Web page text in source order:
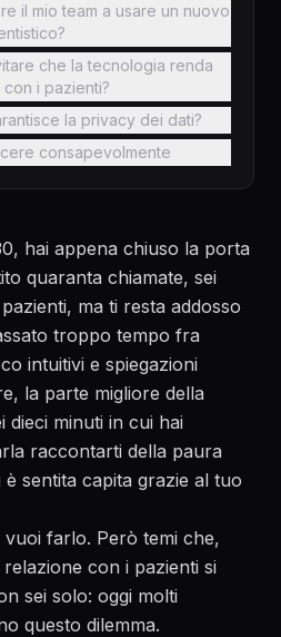
il mio team a usare un nuovo
che la tecnologia renda
i pazienti?
la privacy dei dati?
consapevolmente
hai appena chiuso la porta
quaranta chiamate, sei
ma ti resta addosso
troppo tempo fra
intuitivi e spiegazioni
la parte migliore della
dieci minuti in cui hai
raccontarti della paura
sentita capita grazie al tuo
farlo. Però temi che,
con i pazienti si
sei solo: oggi molti
questo dilemma.